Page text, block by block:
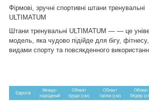
Фірмові, зручні спортивні штани
ULTIMATUM
Штани тренувальні ULTIMATUM — — це
модель, яка чудово підійде для бігу,
видами спорту та повсякденного